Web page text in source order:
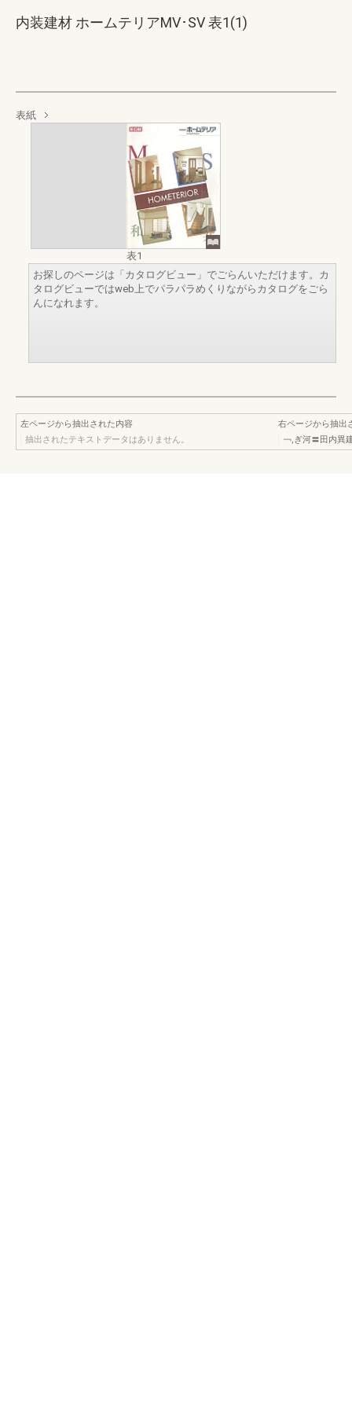
内装建材 ホームテリアMV･SV 表1(1)
表紙
表1
お探しのページは「カタログビュー」でごらんいただけます。カ
タログビューではweb上でパラパラめくりながらカタログをごら
んになれます。
左ページから抽出された内容
抽出されたテキストデータはありません。
右ページから抽出
￢,ぎ河〓田内異